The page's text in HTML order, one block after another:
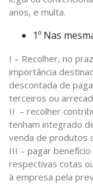
anos, e multa.
1º Nas
I – Recolher, no
importância
descontada de
terceiros ou
II – recolher
tenham integrado
venda de produtos
III – pagar
respectivas cotas
à empresa pela